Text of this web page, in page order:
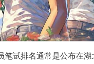
笔试排名通常是公布在